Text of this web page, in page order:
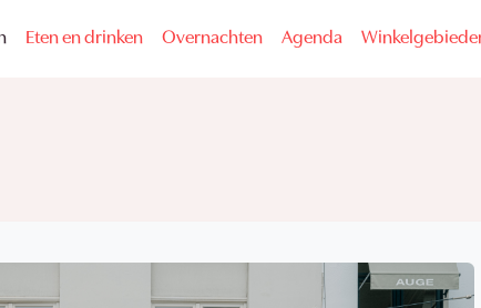
Eten en drinken Overnachten Agenda